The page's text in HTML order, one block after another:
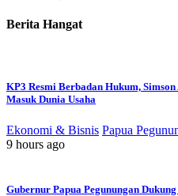
Dari
Berita Hangat
KP3 Resmi Berbadan Hukum,
Masuk Dunia Usaha
Ekonomi & Bisnis Papua
9 hours ago
Gubernur Papua Pegunungan